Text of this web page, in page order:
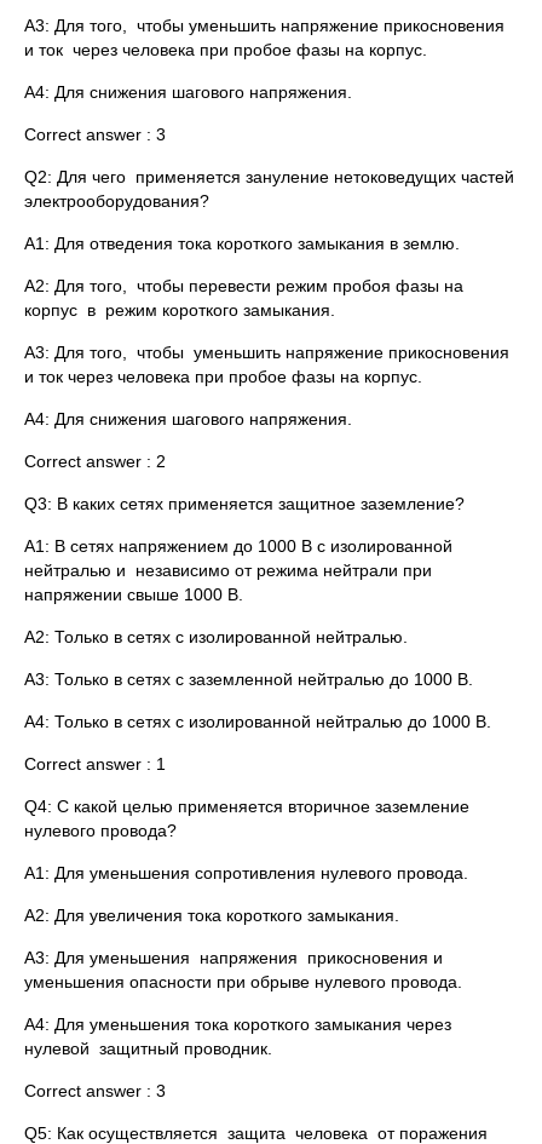
A3: Для того, чтобы уменьшить напряжение прикосновения
и ток через человека при пробое фазы на корпус.
A4: Для снижения шагового напряжения.
Correct answer : 3
Q2: Для чего применяется зануление нетоковедущих частей
электрооборудования?
A1: Для отведения тока короткого замыкания в землю.
A2: Для того, чтобы перевести режим пробоя фазы на
корпус в режим короткого замыкания.
A3: Для того, чтобы уменьшить напряжение прикосновения
и ток через человека при пробое фазы на корпус.
A4: Для снижения шагового напряжения.
Correct answer : 2
Q3: В каких сетях применяется защитное заземление?
A1: В сетях напряжением до 1000 В с изолированной
нейтралью и независимо от режима нейтрали при
напряжении свыше 1000 В.
A2: Только в сетях с изолированной нейтралью.
A3: Только в сетях с заземленной нейтралью до 1000 В.
A4: Только в сетях с изолированной нейтралью до 1000 В.
Correct answer : 1
Q4: С какой целью применяется вторичное заземление
нулевого провода?
A1: Для уменьшения сопротивления нулевого провода.
A2: Для увеличения тока короткого замыкания.
A3: Для уменьшения напряжения прикосновения и
уменьшения опасности при обрыве нулевого провода.
A4: Для уменьшения тока короткого замыкания через
нулевой защитный проводник.
Correct answer : 3
Q5: Как осуществляется защита человека от поражения